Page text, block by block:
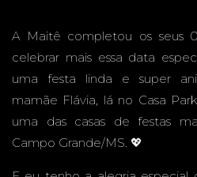
-
A Maitê completou os seus
celebrar mais essa data
uma festa linda e super
mamãe Flávia, lá no Casa
uma das casas de festas
Campo Grande/MS. 💖